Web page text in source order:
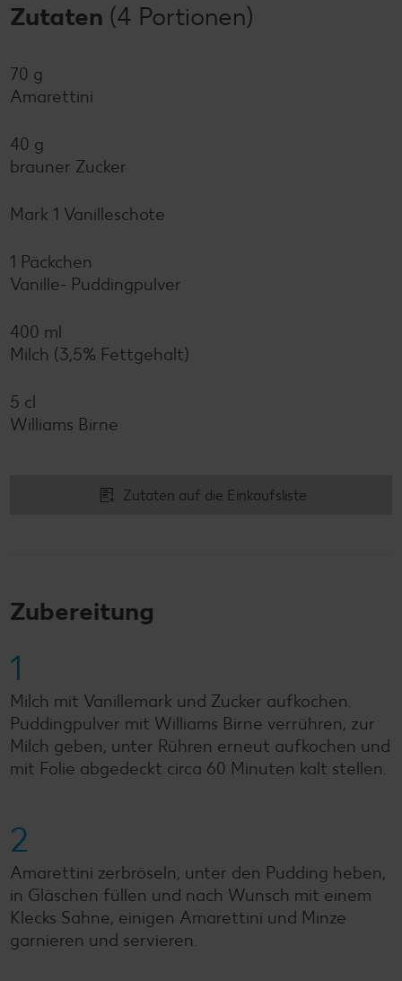
Zutaten (4 Portionen)
70 g
Amarettini
40 g
brauner Zucker
Mark 1 Vanilleschote
1 Päckchen
Vanille- Puddingpulver
400 ml
Milch (3,5% Fettgehalt)
5 cl
Williams Birne
Zutaten auf die Einkaufsliste
Zubereitung
1
Milch mit Vanillemark und Zucker aufkochen.
Puddingpulver mit Williams Birne verrühren, zur
Milch geben, unter Rühren erneut aufkochen und
mit Folie abgedeckt circa 60 Minuten kalt stellen.
2
Amarettini zerbröseln, unter den Pudding heben,
in Gläschen füllen und nach Wunsch mit einem
Klecks Sahne, einigen Amarettini und Minze
garnieren und servieren.